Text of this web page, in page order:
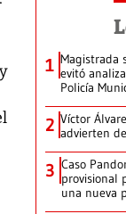
1 Magistrada
evitó
Policía
2 Víctor
advierten
3 Caso
provisional
una nueva